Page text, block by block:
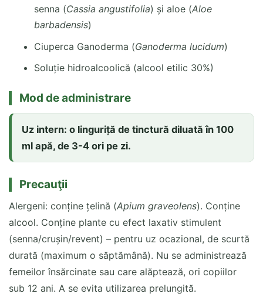
senna (Cassia angustifolia) și aloe (Aloe
barbadensis)
Ciuperca Ganoderma (Ganoderma lucidum)
Soluție hidroalcoolică (alcool etilic 30%)
Mod de administrare
Uz intern: o linguriță de tinctură diluată în 100
ml apă, de 3-4 ori pe zi.
Precauţii
Alergeni: conține țelină (Apium graveolens). Conține
alcool. Conține plante cu efect laxativ stimulent
(senna/crușin/revent) – pentru uz ocazional, de scurtă
durată (maximum o săptămână). Nu se administrează
femeilor însărcinate sau care alăptează, ori copiilor
sub 12 ani. A se evita utilizarea prelungită.